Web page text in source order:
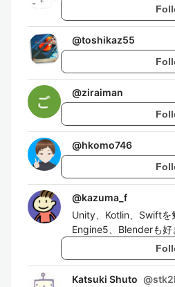
@toshikaz55
@ziraiman
@hkomo746
@kazuma_f
Unity、Kotlin、Swiftを
Engine5、Blenderも好
Katsuki Shuto @